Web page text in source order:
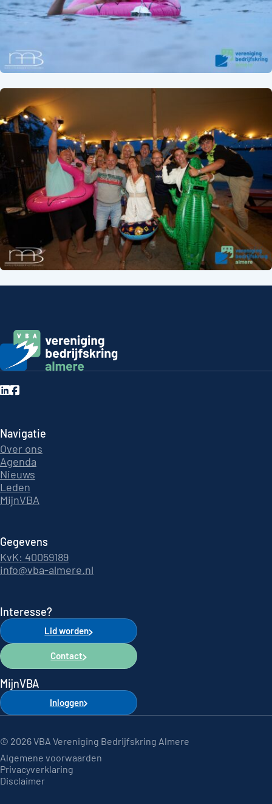
Navigatie
Over ons
Agenda
Nieuws
Leden
MijnVBA
Gegevens
KvK: 40059189
info@vba-almere.nl
Interesse?
Lid worden
Contact
MijnVBA
Inloggen
© 2026 VBA Vereniging Bedrijfskring Almere
Algemene voorwaarden
Privacyverklaring
Disclaimer